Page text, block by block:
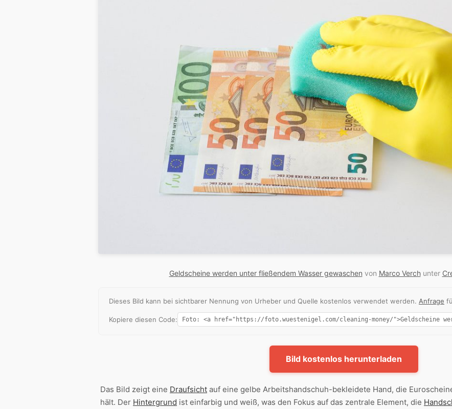
Geldscheine werden unter fließendem Wasser gewaschen von Marco Verchunter
Dieses Bild kann bei sichtbarer Nennung von Urheber und Quelle kostenlos verwendet werden. Anfrage
Kopiere diesen Code:
Bild kostenlos herunterladen
Das Bild zeigt eine Draufsicht auf eine gelbe Arbeitshandschuh-bekleidete Hand, die
hält. Der Hintergrund ist einfarbig und weiß, was den Fokus auf das zentrale Element, die